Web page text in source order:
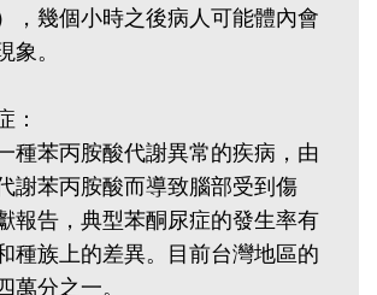
，幾個小時之後病人可能體內會
。
：
種苯丙胺酸代謝異常的疾病，由
謝苯丙胺酸而導致腦部受到傷
報告，典型苯酮尿症的發生率有
種族上的差異。目前台灣地區的
萬分之一。